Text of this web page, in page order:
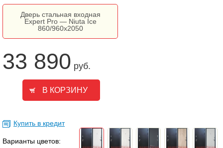
Дверь стальная входная
Expert Pro — Niuta Ice
860/960х2050
33 890 руб.
Купить в кредит
Варианты цветов: